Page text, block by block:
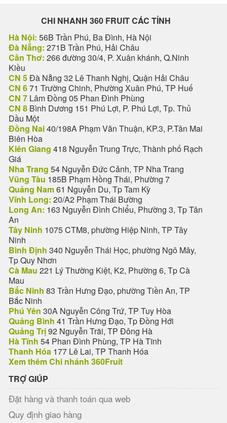
CHI NHANH 360 FRUIT CÁC TỈNH
Hà Nội: 56B Trần Phú, Ba Đình, Hà Nội
Đà Nẵng: 271B Trần Phú, Hải Châu
Cần Thơ: 266 đường 30/4, P. Xuân khánh, Q.Ninh
Kiều
CN 5Đà Nẵng 32 Lê Thanh Nghị, Quận Hải Châu
CN 671 Trường Chinh, Phường Xuân Phú, TP Huế
CN 7 Lâm Đồng 05 Phan Đình Phùng
CN 8 Bình Dương 151 Phú Lợi, P. Phú Lợi, Tp. Thủ
Dầu Một
Đồng Nai40/198A Phạm Văn Thuận, KP.3, P.Tân Mai
Biên Hòa
Kiên Giang 418 Nguyễn Trung Trực, Thành phố Rạch
Giá
Nha Trang 54 Nguyễn Đức Cảnh, TP Nha Trang
Vũng Tàu 185B Phạm Hồng Thái, Phường 7
Quảng Nam61 Nguyễn Du, Tp Tam Kỳ
Vĩnh Long: 20/A2 Phạm Thái Bường
Long An: 163 Nguyễn Đình Chiểu, Phường 3, Tp Tân
An
Tây Ninh 1075 CTM8, phường Hiệp Ninh, TP Tây
Ninh
Bình Định 340 Nguyễn Thái Học, phường Ngô Mây,
Tp Quy Nhơn
Cà Mau 221 Lý Thường Kiệt, K2, Phường 6, Tp Cà
Mau
Bắc Ninh 83 Trần Hưng Đạo, phường Tiền An, TP
Bắc Ninh
Phú Yên 30A Nguyễn Công Trứ, TP Tuy Hòa
Quảng Bình 41 Trần Hưng Đạo, Tp Đồng Hới
Quảng Trị92 Nguyễn Trãi, TP Đông Hà
Hà Tĩnh 54 Phan Đình Phùng, TP Hà Tĩnh
Thanh Hóa 177 Lê Lai, TP Thanh Hóa
Xem thêm Chi nhánh 360Fruit
TRỢ GIÚP
Đặt hàng và thanh toán qua web
Quy định giao hàng